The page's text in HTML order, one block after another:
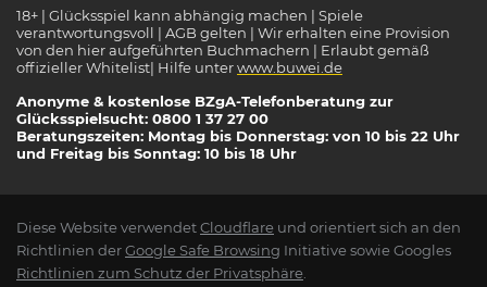
18+ | Glücksspiel kann abhängig machen | Spiele
verantwortungsvoll | AGB gelten | Wir erhalten eine Provision
von den hier aufgeführten Buchmachern | Erlaubt gemäß
offizieller Whitelist| Hilfe unterwww.buwei.de
Anonyme & kostenlose BZgA-Telefonberatung zur
Glücksspielsucht: 0800 1 37 27 00
Beratungszeiten: Montag bis Donnerstag: von 10 bis 22 Uhr
und Freitag bis Sonntag: 10 bis 18 Uhr
Diese Website verwendetCloudflare und orientiert sich an den
Richtlinien derGoogle Safe Browsing Initiative sowie Googles
Richtlinien zum Schutz der Privatsphäre